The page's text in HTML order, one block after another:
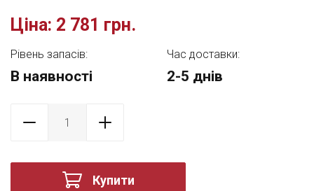
Ціна: 2 781 грн.
Рівень запасів:
В наявності
Час доставки:
2-5 днів
Купити